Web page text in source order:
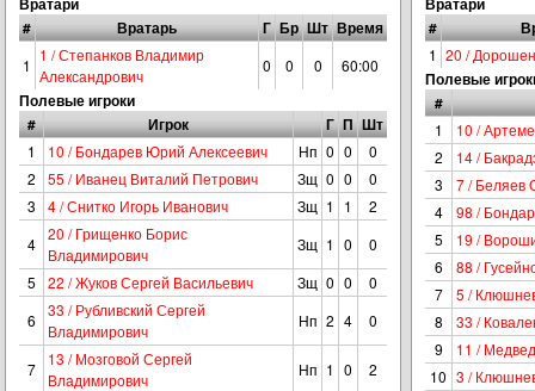
#
Вратарь Г Бр Шт Время
1
1 / Степанков Владимир
Александрович
0 0 0 60:00
Полевые игроки
#
Игрок Г П Шт
1 10 / Бондарев Юрий Алексеевич Нп 0 0
0
2
55 / Иванец Виталий Петрович Зщ 0 0
0
3
4 / Снитко Игорь Иванович Зщ 1 1
2
4
20 / Грищенко Борис
Владимирович
Зщ 1 0
0
5
22 / Жуков Сергей Васильевич Зщ 0 0
0
6
33 / Рубливский Сергей
Владимирович
Нп 2 4 0
7
13 / Мозговой Сергей
Владимирович
Нп 1 0 2
#
1 20 /
Полевые
#
1
10 /
2
14 /
3
7 / Беляев
4
98 /
5
19 /
6
88 /
7
5 /
8
33 /
9
11 /
10 3 /